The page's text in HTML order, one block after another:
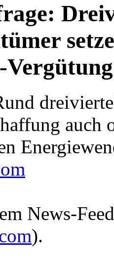
Vergütung
auch
News-
).